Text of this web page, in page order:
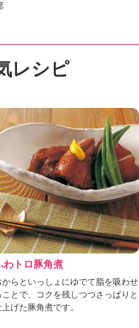
ル
み
の
ょ
う
の
料
理
」
レシピ
わトロ豚角煮
からといっしょにゆでて脂を吸わせ
ことで、コクを残しつつさっぱりと
上げた豚角煮です。